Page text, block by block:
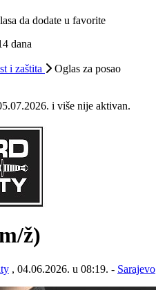
da dodate u favorite
dana
i zaštita Oglas za posao
i više nije aktivan.
ž)
, 04.06.2026. u 08:19. - Sarajevo